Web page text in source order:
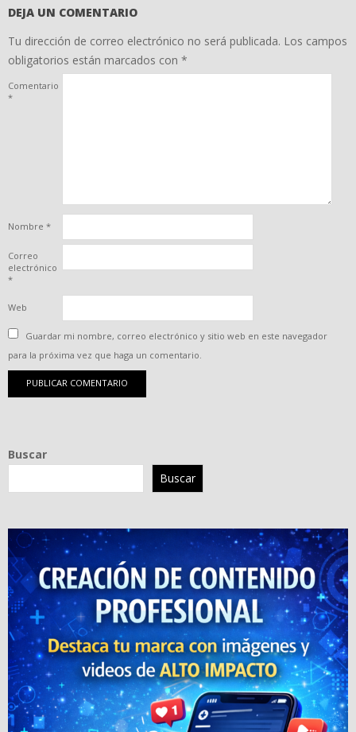
DEJA UN COMENTARIO
Tu dirección de correo electrónico no será publicada. Los campos
obligatorios están marcados con *
Comentario
*
Nombre *
Correo
electrónico
*
Web
Guardar mi nombre, correo electrónico y sitio web en este navegador
para la próxima vez que haga un comentario.
Buscar
Buscar